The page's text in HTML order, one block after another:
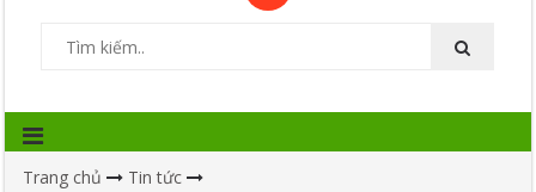
Trang chủ
Tin tức